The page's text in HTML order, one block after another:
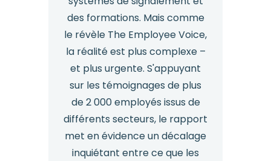
des formations. Mais comme
le révèle The Employee Voice,
la réalité est plus complexe –
et plus urgente. S'appuyant
sur les témoignages de plus
de 2 000 employés issus de
différents secteurs, le rapport
met en évidence un décalage
inquiétant entre ce que les